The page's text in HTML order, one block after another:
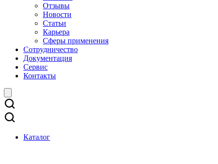
Отзывы
Новости
Статьи
Карьера
Сферы применения
Сотрудничество
Документация
Сервис
Контакты
Каталог